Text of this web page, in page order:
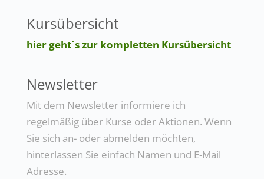
Kursübersicht
hier geht´s zur kompletten Kursübersicht
Newsletter
Mit dem Newsletter informiere ich
regelmäßig über Kurse oder Aktionen. Wenn
Sie sich an- oder abmelden möchten,
hinterlassen Sie einfach Namen und E-Mail
Adresse.